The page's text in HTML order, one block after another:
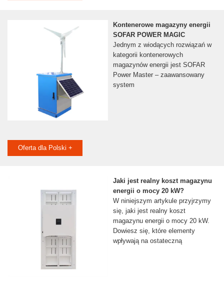
Kontenerowe magazyny energii
SOFAR POWER MAGIC
Jednym z wiodących rozwiązań w
kategorii kontenerowych
magazynów energii jest SOFAR
Power Master – zaawansowany
system
Oferta dla Polski +
Jaki jest realny koszt magazynu
energii o mocy 20 kW?
W niniejszym artykule przyjrzymy
się, jaki jest realny koszt
magazynu energii o mocy 20 kW.
Dowiesz się, które elementy
wpływają na ostateczną